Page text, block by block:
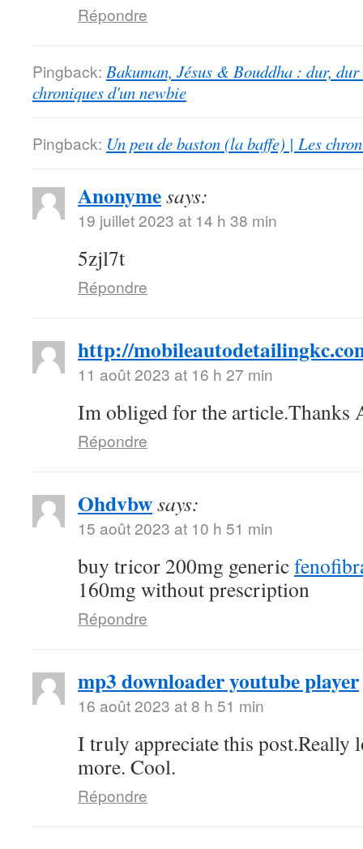
Répondre
Pingback: Bakuman, Jésus & Bouddha : dur,
chroniques d'un newbie
Pingback: Un peu de baston (la baffe) | Les
Anonymesays:
19 juillet 2023 at 14 h 38 min
5zjl7t
Répondre
http://
11 août 2023 at 16 h 27 min
Im obliged for the article.Thanks
Répondre
Ohdvbwsays:
15 août 2023 at 10 h 51 min
buy tricor 200mg generic
160mg without prescription
Répondre
mp3 downloader youtube player
16 août 2023 at 8 h 51 min
I truly appreciate this post.Really
more. Cool.
Répondre